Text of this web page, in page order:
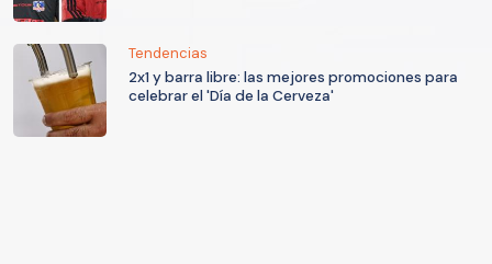
Tendencias
2x1 y barra libre: las mejores promociones para
celebrar el 'Día de la Cerveza'